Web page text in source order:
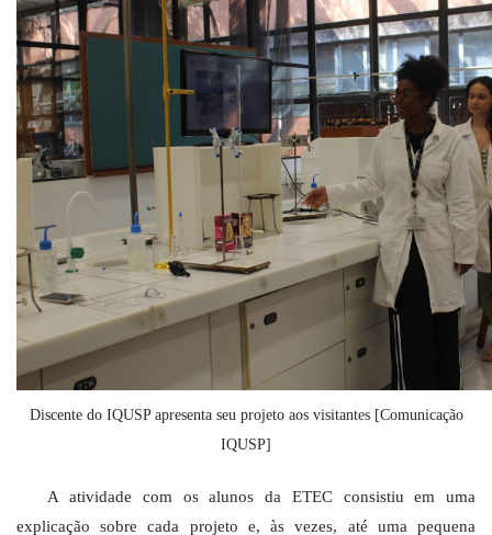
Discente do IQUSP apresenta seu projeto aos visitantes [Comunicação
IQUSP]
A atividade com os alunos da ETEC consistiu em uma
explicação sobre cada projeto e, às vezes, até uma pequena